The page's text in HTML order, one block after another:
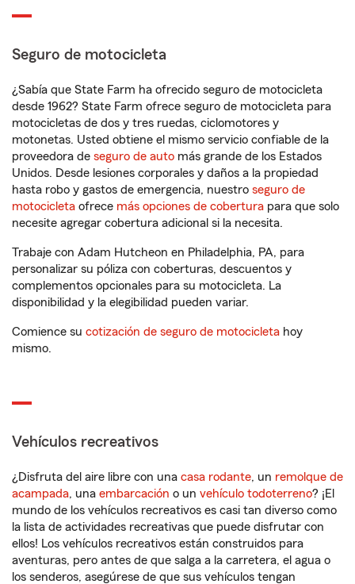
Seguro de motocicleta
¿Sabía que State Farm ha ofrecido seguro de motocicleta
desde 1962? State Farm ofrece seguro de motocicleta para
motocicletas de dos y tres ruedas, ciclomotores y
motonetas. Usted obtiene el mismo servicio confiable de la
proveedora de seguro de auto más grande de los Estados
Unidos. Desde lesiones corporales y daños a la propiedad
hasta robo y gastos de emergencia, nuestro seguro de
motocicleta ofrece más opciones de cobertura para que solo
necesite agregar cobertura adicional si la necesita.
Trabaje con Adam Hutcheon en Philadelphia, PA, para
personalizar su póliza con coberturas, descuentos y
complementos opcionales para su motocicleta. La
disponibilidad y la elegibilidad pueden variar.
Comience su cotización de seguro de motocicleta hoy
mismo.
Vehículos recreativos
¿Disfruta del aire libre con una casa rodante, un remolque de
acampada, una embarcación o un vehículo todoterreno? ¡El
mundo de los vehículos recreativos es casi tan diverso como
la lista de actividades recreativas que puede disfrutar con
ellos! Los vehículos recreativos están construidos para
aventuras, pero antes de que salga a la carretera, el agua o
los senderos, asegúrese de que sus vehículos tengan